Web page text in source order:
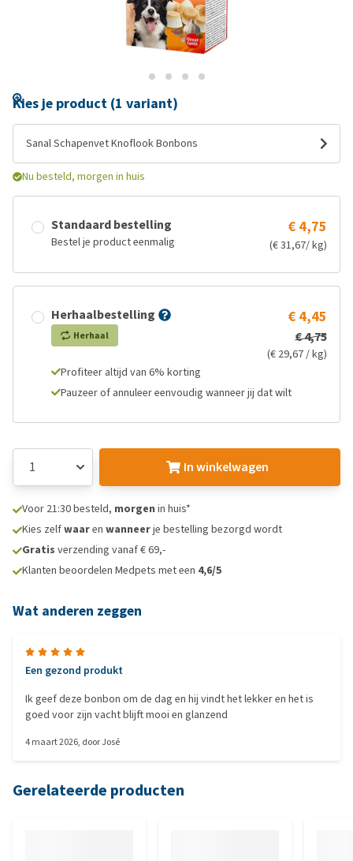
Kies je product (1 variant)
Sanal Schapenvet Knoflook Bonbons
Nu besteld, morgen in huis
Standaard bestelling
Bestel je product eenmalig
€ 4,75
(€ 31,67/ kg)
Herhaalbestelling
Herhaal
€ 4,45
€ 4,75
(€ 29,67 / kg)
Profiteer altijd van 6% korting
Pauzeer of annuleer eenvoudig wanneer jij dat wilt
In winkelwagen
Voor 21:30 besteld, morgen in huis*
Kies zelfwaaren wanneerje bestelling bezorgd wordt
Gratis verzending vanaf € 69,-
Klanten beoordelen Medpets met een 4,6/5
Wat anderen zeggen
Een gezond produkt
Ik geef deze bonbon om de dag en hij vindt het lekker en het is
goed voor zijn vacht blijft mooi en glanzend
4 maart 2026, doorJosé
Gerelateerde producten